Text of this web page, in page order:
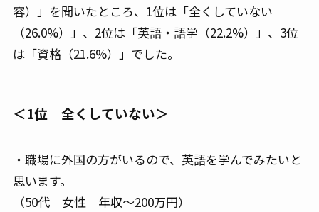
容）」を聞いたところ、1位は「全くしていない
（26.0%）」、2位は「英語・語学（22.2%）」、3位
は「資格（21.6%）」でした。
＜1位 全くしていない＞
・職場に外国の方がいるので、英語を学んでみたいと
思います。
（50代 女性 年収～200万円）